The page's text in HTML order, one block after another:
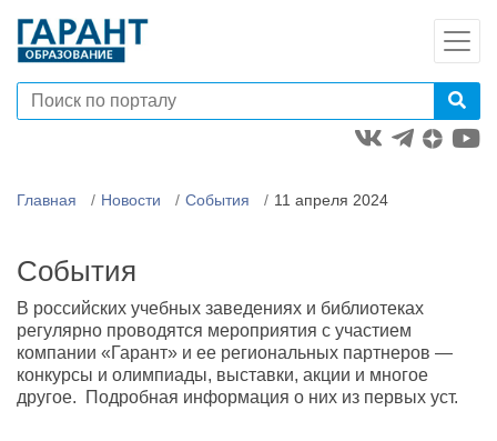
Главная Новости События 11 апреля 2024
События
В российских учебных заведениях и библиотеках
регулярно проводятся мероприятия с участием
компании «Гарант» и ее региональных партнеров —
конкурсы и олимпиады, выставки, акции и многое
другое. Подробная информация о них из первых уст.